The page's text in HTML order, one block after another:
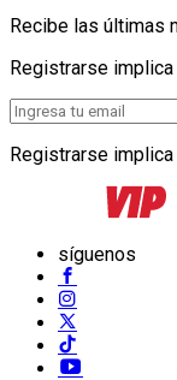
Recibe las últimas
Registrarse
Registrarse
síguenos